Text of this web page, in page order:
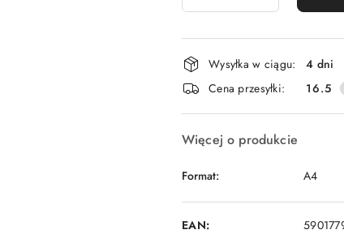
Dostępność
i
dostawa
Wysyłka w ciągu:
4 dni
Cena przesyłki:
16.5
Więcej o produkcie
Format: A4
EAN: